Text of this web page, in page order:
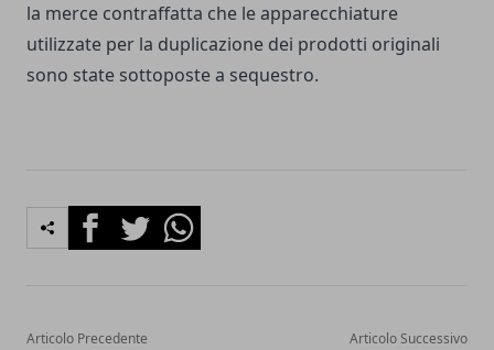
la merce contraffatta che le apparecchiature
utilizzate per la duplicazione dei prodotti originali
sono state sottoposte a sequestro.
FacebookTwitterWhatsapp
Articolo Precedente Articolo Successivo